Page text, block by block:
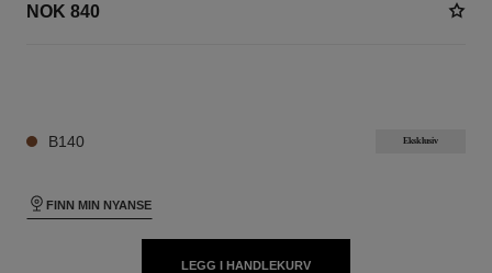
NOK 840
B140 Eksklusiv
FINN MIN NYANSE
LEGG I HANDLEKURV